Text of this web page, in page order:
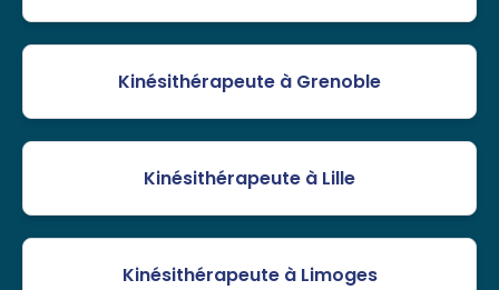
Kinésithérapeute à Grenoble
Kinésithérapeute à Lille
Kinésithérapeute à Limoges